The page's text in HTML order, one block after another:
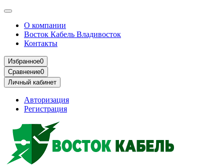
О компании
Восток Кабель Владивосток
Контакты
Избранное0
Сравнение0
Личный кабинет
Авторизация
Регистрация